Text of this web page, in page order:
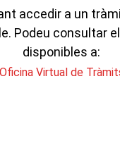
accedir a un
Podeu consultar
disponibles a:
Oficina Virtual de